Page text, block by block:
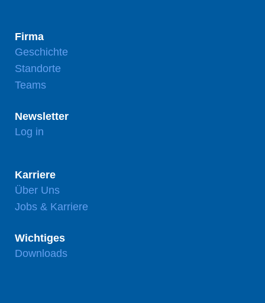
Firma
Geschichte
Standorte
Teams
Newsletter
Log in
Karriere
Über Uns
Jobs & Karriere
Wichtiges
Downloads